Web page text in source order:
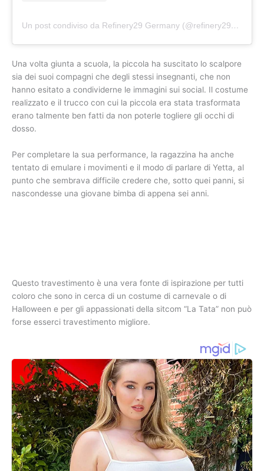
Un post condiviso da Refinery29 Germany (@refinery29germany)
Una volta giunta a scuola, la piccola ha suscitato lo scalpore
sia dei suoi compagni che degli stessi insegnanti, che non
hanno esitato a condividerne le immagini sui social. Il costume
realizzato e il trucco con cui la piccola era stata trasformata
erano talmente ben fatti da non poterle togliere gli occhi di
dosso.
Per completare la sua performance, la ragazzina ha anche
tentato di emulare i movimenti e il modo di parlare di Yetta, al
punto che sembrava difficile credere che, sotto quei panni, si
nascondesse una giovane bimba di appena sei anni.
Questo travestimento è una vera fonte di ispirazione per tutti
coloro che sono in cerca di un costume di carnevale o di
Halloween e per gli appassionati della sitcom “La Tata” non può
forse esserci travestimento migliore.